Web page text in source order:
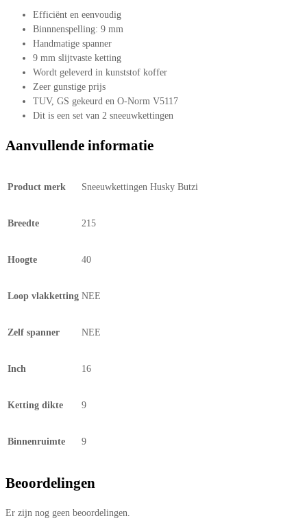
Efficiënt en eenvoudig
Binnnenspelling: 9 mm
Handmatige spanner
9 mm slijtvaste ketting
Wordt geleverd in kunststof koffer
Zeer gunstige prijs
TUV, GS gekeurd en O-Norm V5117
Dit is een set van 2 sneeuwkettingen
Aanvullende informatie
Product merk Sneeuwkettingen Husky Butzi
Breedte 215
Hoogte 40
Loop vlakketting NEE
Zelf spanner NEE
Inch 16
Ketting dikte 9
Binnenruimte 9
Beoordelingen
Er zijn nog geen beoordelingen.